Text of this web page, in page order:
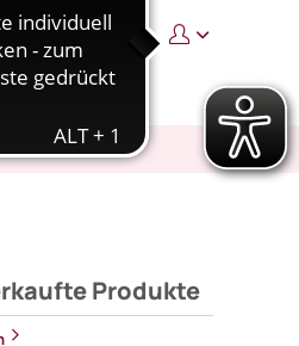
0 0,00 €
Produkte